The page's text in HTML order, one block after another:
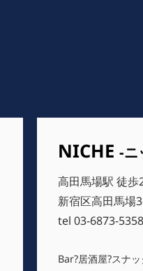
NICHE -ニ
高田馬場駅 徒歩
新宿区高田馬場
tel 03-6873-5358
Bar?居酒屋?スナッ